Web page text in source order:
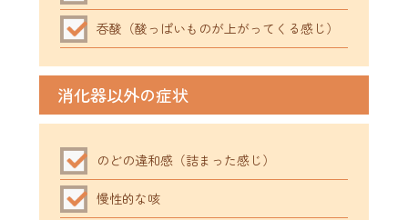
呑酸（酸っぱいものが上がってくる感じ）
消化器以外の症状
のどの違和感（詰まった感じ）
慢性的な咳